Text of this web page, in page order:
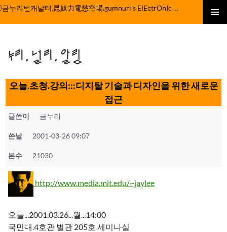
컨
뛰
ⓒ금누리번개날터.昆奴力電慈空場.gumnuri's ElEctrOnIc fActOrY
누리.널리.알림
오늘.초청.강의:::디지탈 기술과 디자인을 위한 새로운
접근
글쓴이 금누리
쓴날 2001-03-26 09:07
본수 21030
http://www.media.mit.edu/~jaylee
오늘...2001.03.26...월...14:00
국민대.4호관 별관 205호 세미나실